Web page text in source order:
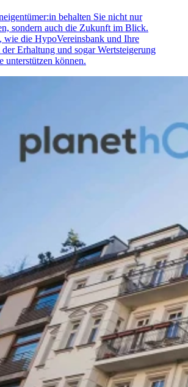
behalten Sie nicht nur
sondern auch die Zukunft im Blick.
wie die HypoVereinsbank und Ihre
der Erhaltung und sogar Wertsteigerung
unterstützen können.